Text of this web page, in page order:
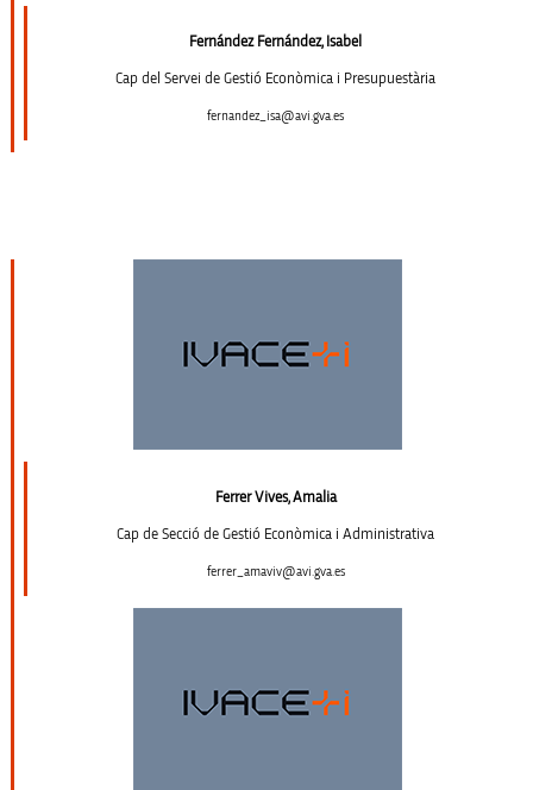
Fernández Fernández, Isabel
Cap del Servei de Gestió Econòmica i Presupuestària
fernandez_isa@avi.gva.es
Ferrer Vives, Amalia
Cap de Secció de Gestió Econòmica i Administrativa
ferrer_amaviv@avi.gva.es